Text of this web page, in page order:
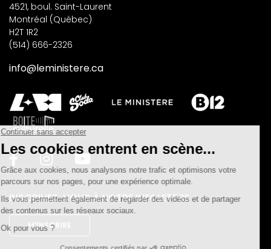
4521, boul. Saint-Laurent
Montréal (Québec)
H2T 1R2
(514) 666-2326
info@leministere.ca
INSCRIVEZ-VOUS À NOTRE INFOLETTRE
M'INSCRIRE